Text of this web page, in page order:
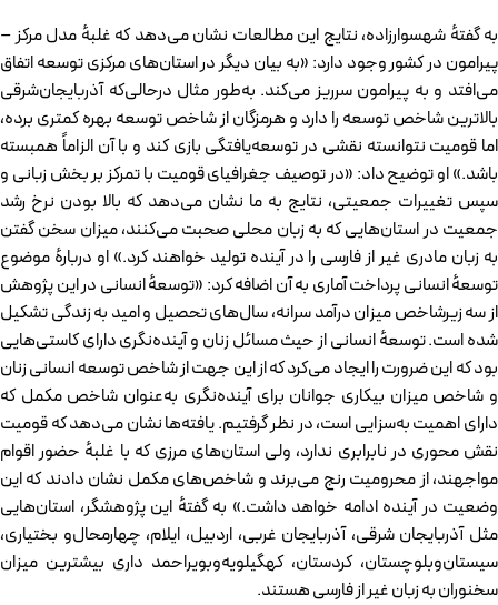
به گفتهٔ شهسوارزاده، نتایج این مطالعات نشان می‌دهد که غلبهٔ مدل مرکز –
پیرامون در کشور وجود دارد: «به بیان دیگر در استان‌های مرکزی توسعه اتفاق
می‌افتد و به پیرامون سرریز می‌کند. به‌طور مثال درحالی‌که آذربایجان‌شرقی
بالاترین شاخص توسعه را دارد و هرمزگان از شاخص توسعه بهره کمتری برده،
اما قومیت نتوانسته نقشی در توسعه‌یافتگی بازی کند و با آن الزاماً همبسته
باشد.» او توضیح داد: «در توصیف جغرافیای قومیت با تمرکز بر بخش زبانی و
سپس تغییرات جمعیتی، نتایج به ما نشان می‌دهد که بالا بودن نرخ رشد
جمعیت در استان‌هایی که به زبان محلی صحبت می‌کنند، میزان سخن گفتن
به زبان مادری غیر از فارسی را در آینده تولید خواهند کرد.» او دربارهٔ موضوع
توسعهٔ انسانی پرداخت آماری به آن اضافه کرد: «توسعهٔ انسانی در این پژوهش
از سه زیرشاخص میزان درآمد سرانه، سال‌های تحصیل و امید به زندگی تشکیل
شده است. توسعهٔ انسانی از حیث مسائل زنان و آینده‌نگری دارای کاستی‌هایی
بود که این ضرورت را ایجاد می‌کرد که از این جهت از شاخص توسعه انسانی زنان
و شاخص میزان بیکاری جوانان برای آینده‌نگری به‌عنوان شاخص مکمل که
دارای اهمیت به‌سزایی است، در نظر گرفتیم. یافته‌ها نشان می‌دهد که قومیت
نقش محوری در نابرابری ندارد، ولی استان‌های مرزی که با غلبهٔ حضور اقوام
مواجهند، از محرومیت رنج می‌برند و شاخص‌های مکمل نشان دادند که این
وضعیت در آینده ادامه خواهد داشت.» به گفتهٔ این پژوهشگر، استان‌هایی
مثل آذربایجان شرقی، آذربایجان غربی، اردبیل، ایلام، چهارمحال‌و بختیاری،
سیستان‌وبلوچستان، کردستان، کهگیلویه‌و‌بویراحمد داری بیشترین میزان
سخنوران به زبان غیر از فارسی هستند.